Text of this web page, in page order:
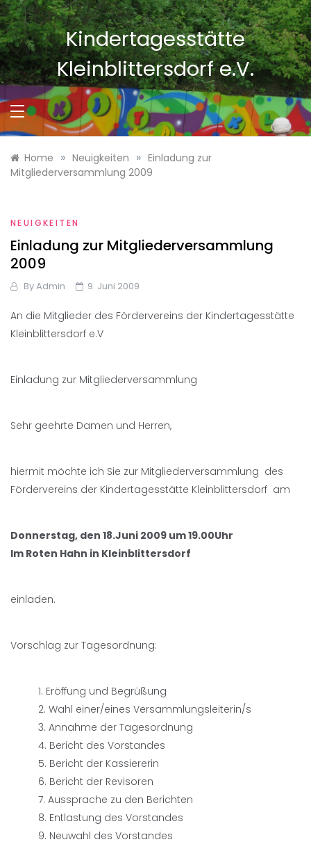
Skip
to
content
Kindertagesstätte
Kleinblittersdorf e.V.
Home » Neuigkeiten » Einladung zur
Mitgliederversammlung 2009
NEUIGKEITEN
Einladung zur Mitgliederversammlung
2009
ByAdmin 9. Juni 2009
An die Mitglieder des Fördervereins der Kindertagesstätte
Kleinblittersdorf e.V
Einladung zur Mitgliederversammlung
Sehr geehrte Damen und Herren,
hiermit möchte ich Sie zur Mitgliederversammlung des
Fördervereins der Kindertagesstätte Kleinblittersdorf am
Donnerstag, den 18.Juni 2009 um 19.00Uhr
Im Roten Hahn in Kleinblittersdorf
einladen.
Vorschlag zur Tagesordnung:
Eröffung und Begrüßung
Wahl einer/eines Versammlungsleiterin/s
Annahme der Tagesordnung
Bericht des Vorstandes
Bericht der Kassiererin
Bericht der Revisoren
Aussprache zu den Berichten
Entlastung des Vorstandes
Neuwahl des Vorstandes